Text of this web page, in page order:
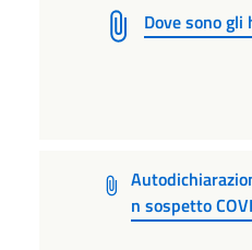
Dove sono
n sospetto